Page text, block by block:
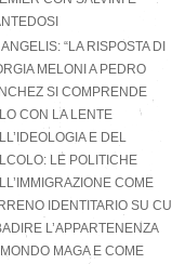
ANGELIS: “LA RISPOSTA DI
MELONI A PEDRO
SI COMPRENDE
CON LA LENTE
E DEL
LE POLITICHE
COME
IDENTITARIO SU CUI
L’APPARTENENZA
MAGA E COME